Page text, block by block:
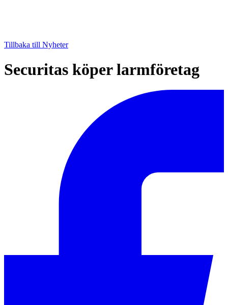
Tillbaka till Nyheter
Securitas köper larmföretag